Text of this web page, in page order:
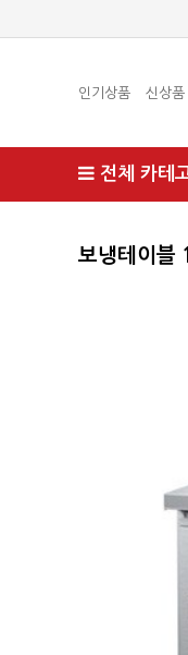
인기상품 신상품
전체 카테
보냉테이블